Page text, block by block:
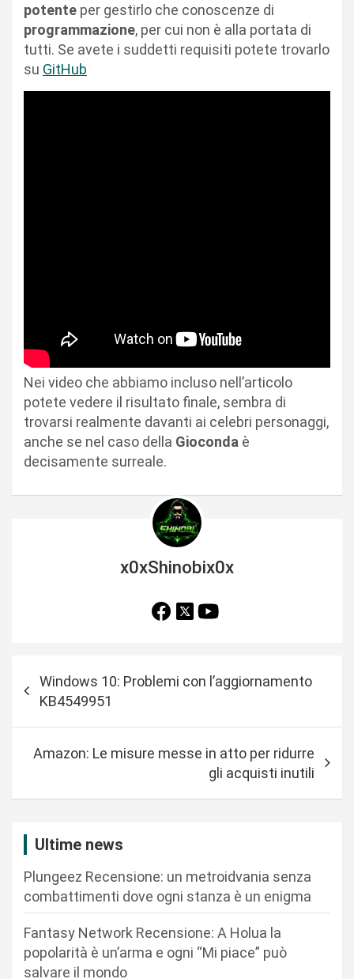
potente per gestirlo che conoscenze di
programmazione, per cui non è alla portata di
tutti. Se avete i suddetti requisiti potete trovarlo
su GitHub
Nei video che abbiamo incluso nell’articolo
potete vedere il risultato finale, sembra di
trovarsi realmente davanti ai celebri personaggi,
anche se nel caso della Gioconda è
decisamente surreale.
x0xShinobix0x
a
Windows 10: Problemi con l’aggiornamento
KB4549951
Amazon: Le misure messe in atto per ridurre
gli acquisti inutili
Ultime news
Plungeez Recensione: un metroidvania senza
combattimenti dove ogni stanza è un enigma
Fantasy Network Recensione: A Holua la
popolarità è un’arma e ogni “Mi piace” può
salvare il mondo